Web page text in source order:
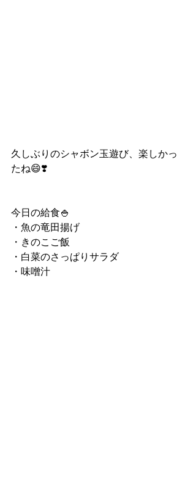
久しぶりのシャボン玉遊び、楽しかっ
たね😄❣️
今日の給食🍚
・魚の竜田揚げ
・きのこご飯
・白菜のさっぱりサラダ
・味噌汁